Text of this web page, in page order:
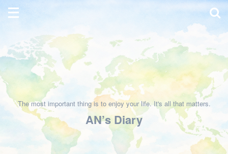
The most important thing is to enjoy your life. It's all that matters.
AN’s Diary